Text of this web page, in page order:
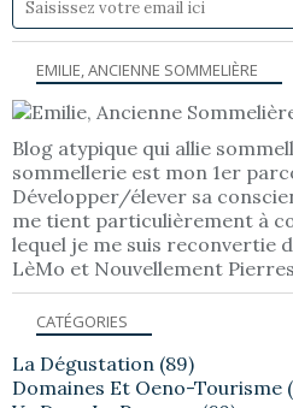
EMILIE, ANCIENNE SOMMELIÈRE
Blog atypique qui allie
sommellerie est mon 1er
Développer/élever sa
me tient particulièrement à
lequel je me suis reconvertie
LèMo et Nouvellement
CATÉGORIES
La Dégustation (89)
Domaines Et Oeno-Tourisme